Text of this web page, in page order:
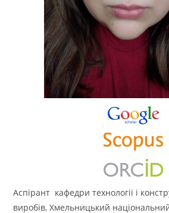
Аспірант кафедри технології і
виробів, Хмельницький